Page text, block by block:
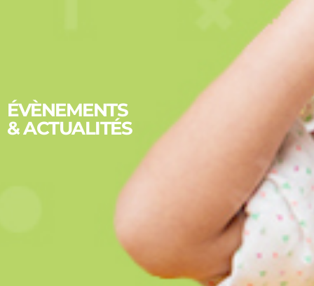
ÉVÈNEMENTS
& ACTUALITÉS